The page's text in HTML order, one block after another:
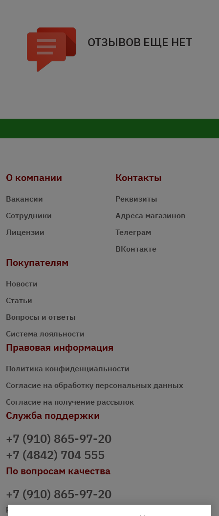
ОТЗЫВОВ ЕЩЕ НЕТ
О компании
Вакансии
Сотрудники
Лицензии
Контакты
Реквизиты
Адреса магазинов
Телеграм
ВКонтакте
Покупателям
Новости
Статьи
Вопросы и ответы
Система лояльности
Правовая информация
Политика конфиденциальности
Согласие на обработку персональных данных
Согласие на получение рассылок
Служба поддержки
+7 (910) 865-97-20
+7 (4842) 704 555
По вопросам качества
+7 (910) 865-97-20
prazdnichniy40@palmi.ru